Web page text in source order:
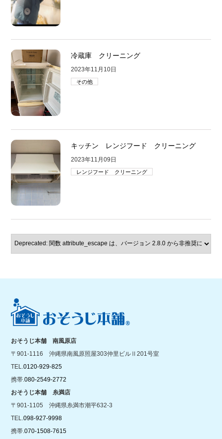
冷蔵庫 クリーニング
2023年11月10日
その他
キッチン レンジフード クリーニング
2023年11月09日
レンジフード クリーニング
おそうじ本舗 南風原店
〒901-1116 沖縄県南風原照屋303仲里ビルⅡ201号室
TEL.0120-929-825
携帯.080-2549-2772
おそうじ本舗 糸満店
〒901-1105 沖縄県糸満市潮平632-3
TEL.098-927-9998
携帯.070-1508-7615